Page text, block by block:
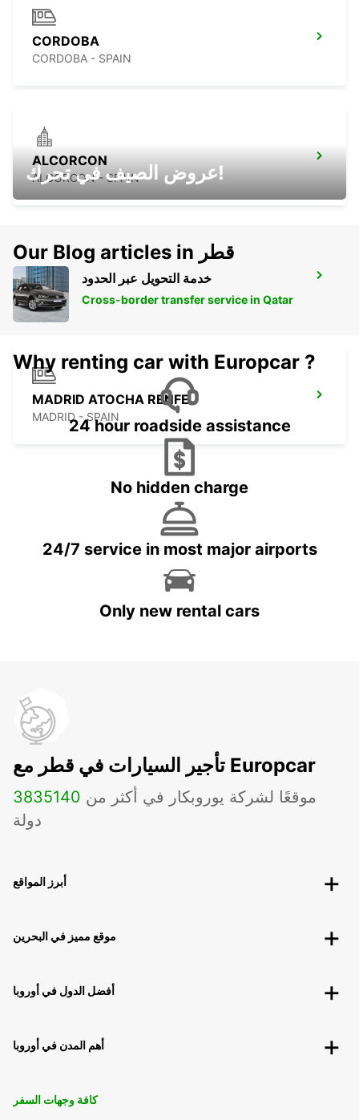
CORDOBA
CORDOBA - SPAIN
ALCORCON
ALCORCON - SPAIN
MADRID - LEGANES FURGONETAS
LEGANES - SPAIN
MADRID ATOCHA RENFE
MADRID - SPAIN
عروض الصيف في تحرك!
Our Blog articles in قطر
خدمة التحويل عبر الحدود
Cross-border transfer service in Qatar
Why renting car with Europcar ?
24 hour roadside assistance
No hidden charge
24/7 service in most major airports
Only new rental cars
تأجير السيارات في قطر مع Europcar
3835 موقعًا لشركة يوروبكار في أكثر من 140
دولة
أبرز المواقع
موقع مميز في البحرين
أفضل الدول في أوروبا
أهم المدن في أوروبا
كافة وجهات السفر